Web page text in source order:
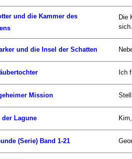
und die Kammer des
Die
und die Insel der Schatten
Ich
Mission
der Lagune
(Serie) Band 1-21